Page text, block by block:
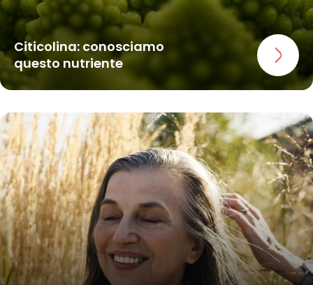
Citicolina: conosciamo
questo nutriente